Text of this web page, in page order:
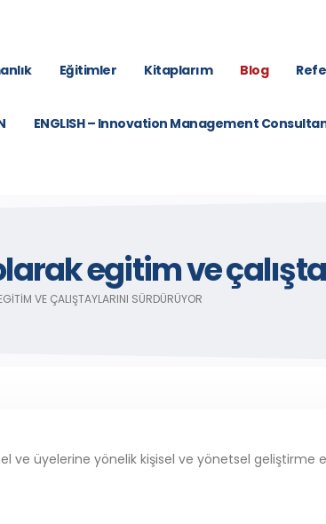
Eğitimler Kitaplarım Blog
ENGLISH – Innovation Management
egitim ve
VE ÇALIŞTAYLARINI SÜRDÜRÜYOR
ve üyelerine yönelik kişisel ve yönetsel geliştirme